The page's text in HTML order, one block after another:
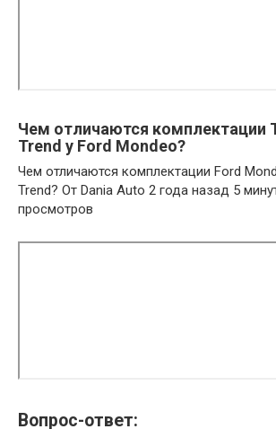
Чем отличаются комплектации
Trend у Ford Mondeo?
Чем отличаются комплектации Ford
Trend? От Dania Auto 2 года назад 5
просмотров
Вопрос-ответ: